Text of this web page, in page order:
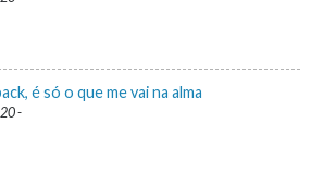
é só o que me vai na alma